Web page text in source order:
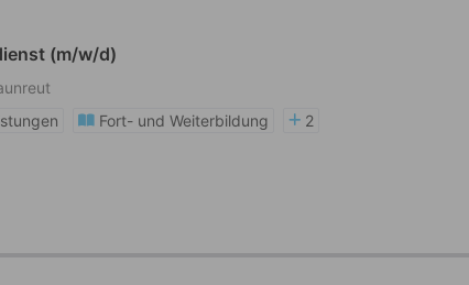
(m/w/d)
Fort- und Weiterbildung
2